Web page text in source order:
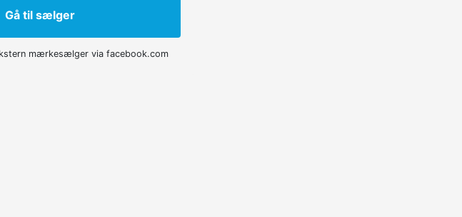
Gå til sælger
mærkesælger via facebook.com